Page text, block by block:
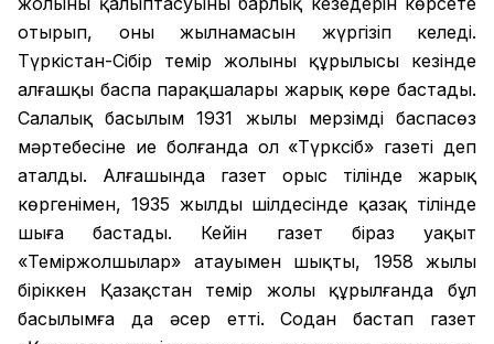
отырып, оның жылнамасын жүргізіп келеді.
Түркістан-Сібір темір жолының құрылысы кезінде
алғашқы баспа парақшалары жарық көре бастады.
Салалық басылым 1931 жылы мерзімді баспасөз
мәртебесіне ие болғанда ол «Түрксіб» газеті деп
аталды. Алғашында газет орыс тілінде жарық
көргенімен, 1935 жылдың шілдесінде қазақ тілінде
шыға бастады. Кейін газет біраз уақыт
«Теміржолшылар» атауымен шықты, 1958 жылы
біріккен Қазақстан темір жолы құрылғанда бұл
басылымға да әсер етті. Содан бастап газет